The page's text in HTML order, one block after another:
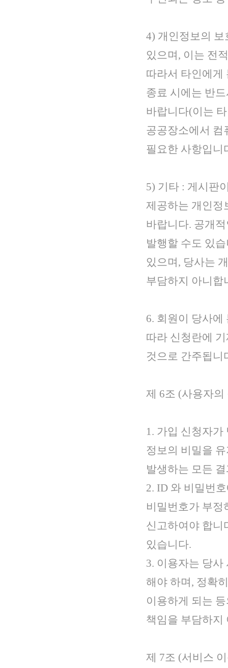
4) 개인정보의
있으며, 이는 전
따라서 타인에게
종료 시에는 반
바랍니다(이는
공공장소에서 컴
필요한 사항입니
5) 기타 : 게시판
제공하는 개인정
바랍니다. 공개
발행할 수도 있
있으며, 당사는
부담하지 아니합
6. 회원이 당사
따라 신청란에
것으로 간주됩니
제 6조 (사용자의
1. 가입 신청자
정보의 비밀을
발생하는 모든
2. ID 와 비밀번
비밀번호가 부정
신고하여야 합니
있습니다.
3. 이용자는 당
해야 하며, 정확
이용하게 되는
책임을 부담하지
제 7조 (서비스